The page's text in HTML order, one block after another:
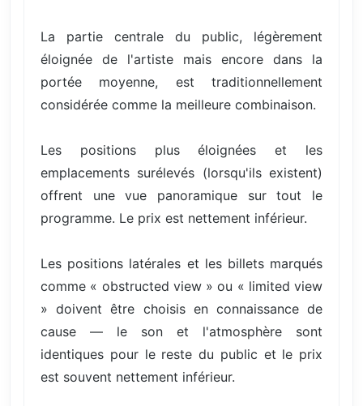
La partie centrale du public, légèrement
éloignée de l'artiste mais encore dans la
portée moyenne, est traditionnellement
considérée comme la meilleure combinaison.
Les positions plus éloignées et les
emplacements surélevés (lorsqu'ils existent)
offrent une vue panoramique sur tout le
programme. Le prix est nettement inférieur.
Les positions latérales et les billets marqués
comme « obstructed view » ou « limited view
» doivent être choisis en connaissance de
cause — le son et l'atmosphère sont
identiques pour le reste du public et le prix
est souvent nettement inférieur.